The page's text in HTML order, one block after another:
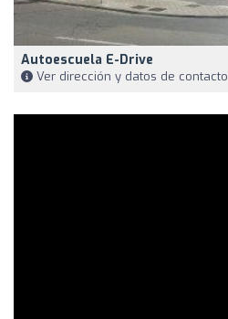
Autoescuela E-Drive
Ver dirección y datos de contacto